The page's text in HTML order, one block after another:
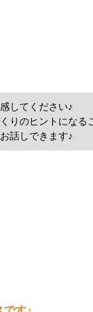
してください♪
りのヒントになる
話しできます♪